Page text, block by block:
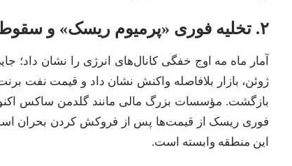
۲. تخلیه فوری «پرمیوم ریسک» و سقوط قیمت نفت
فوری ریسک از قیمت‌ها پس از فروکش کردن بحران است؛
این منطقه وابسته است.